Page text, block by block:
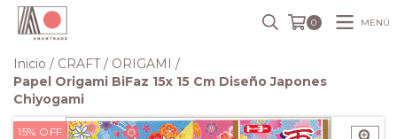
0 MENÚ
Inicio / CRAFT / ORIGAMI /
Papel Origami BiFaz 15x 15 Cm Diseño Japones
Chiyogami
15% OFF